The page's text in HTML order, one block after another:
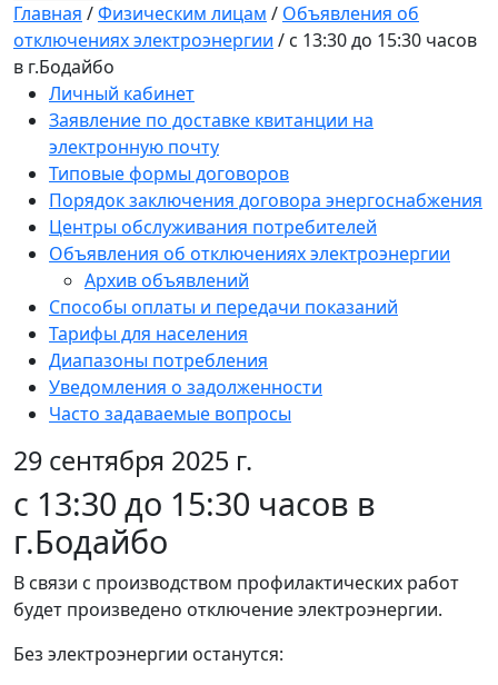
Главная /Физическим лицам / Объявления об
отключениях электроэнергии / с 13:30 до 15:30 часов
в г.Бодайбо
Личный кабинет
Заявление по доставке квитанции на
электронную почту
Типовые формы договоров
Порядок заключения договора энергоснабжения
Центры обслуживания потребителей
Объявления об отключениях электроэнергии
Архив объявлений
Способы оплаты и передачи показаний
Тарифы для населения
Диапазоны потребления
Уведомления о задолженности
Часто задаваемые вопросы
29 сентября 2025 г.
с 13:30 до 15:30 часов в
г.Бодайбо
В связи с производством профилактических работ
будет произведено отключение электроэнергии.
Без электроэнергии останутся: